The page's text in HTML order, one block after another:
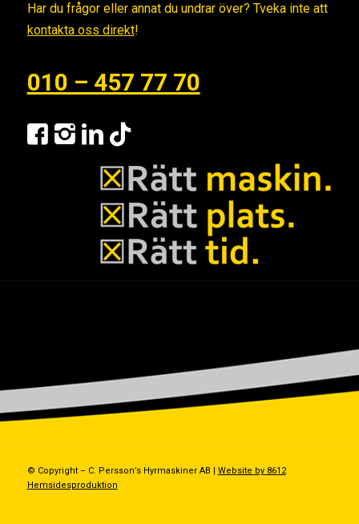
Har du frågor eller annat du undrar över? Tveka inte att
kontakta oss direkt!
010 – 457 77 70
© Copyright – C. Persson’s Hyrmaskiner AB | Website by 8612
Hemsidesproduktion